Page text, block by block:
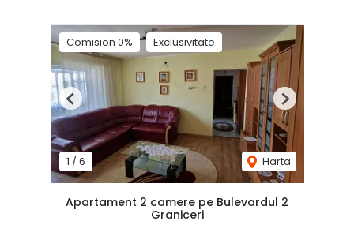
Comision 0% Exclusivitate
1 / 6 Harta
Previous Next
Apartament 2 camere pe Bulevardul 2
Graniceri